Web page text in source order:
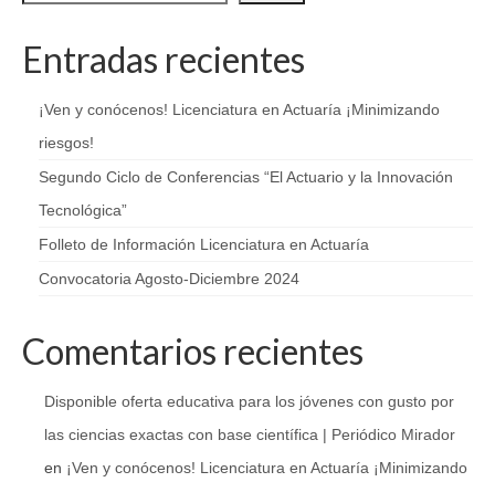
Entradas recientes
¡Ven y conócenos! Licenciatura en Actuaría ¡Minimizando
riesgos!
Segundo Ciclo de Conferencias “El Actuario y la Innovación
Tecnológica”
Folleto de Información Licenciatura en Actuaría
Convocatoria Agosto-Diciembre 2024
Comentarios recientes
Disponible oferta educativa para los jóvenes con gusto por
las ciencias exactas con base científica | Periódico Mirador
en ¡Ven y conócenos! Licenciatura en Actuaría ¡Minimizando